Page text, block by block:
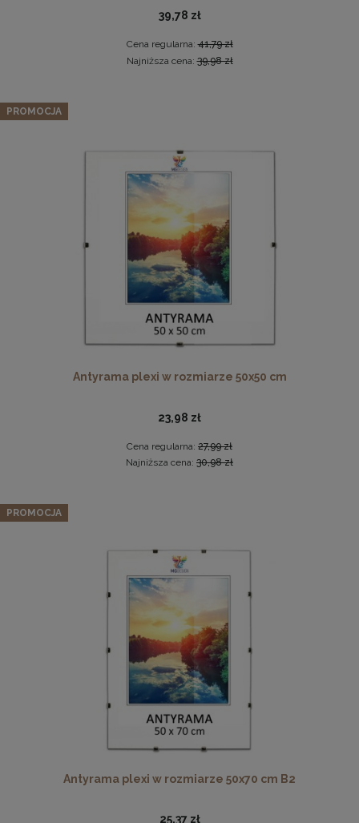
Komplet 3szt. stalowych zawieszek do ramek, obrazów i
luster w złotym kolorze-30x48mm
Komplet 5 sztuk zawieszek, krokodylków do ramki
2,29 zł
Drewniana ramka, rama na zdjęcia, obrazy w rozmiarze
Panel ścienny 30 x 30 cm tapicerowany 3D Wezgłowie w
16,99 zł
Cena regularna:
Najniższa cena:
DO KOSZYKA
Zestaw 10 szt. ramek na zdjęcia 15 x 23 cm niebieskich, z
113,04 zł
Cena regularna:
Najniższa cena:
DO KOSZYKA
39,78 zł
Cena regularna:41,79 zł
Najniższa cena:39,98 zł
Antyrama plexi w rozmiarze 50x50 cm
23,98 zł
Cena regularna: 27,99 zł
Najniższa cena: 30,98 zł
PROMOCJA
Antyrama plexi w rozmiarze 50x70 cm B2
25,37 zł
PROMOCJA